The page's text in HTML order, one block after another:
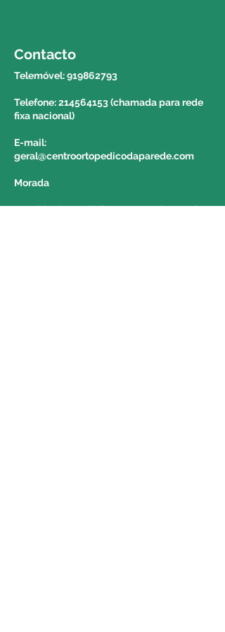
informação a um colega do
balcão.
Contacto
Telemóvel:919862793
Telefone: 214564153 (chamada para rede
fixa nacional)
E-mail:
geral@centroortopedicodaparede.com
Morada
Avenida da República nº 1439 Piso 1 Loja